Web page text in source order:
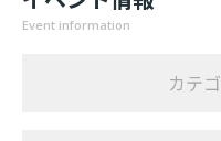
Event information
カテ